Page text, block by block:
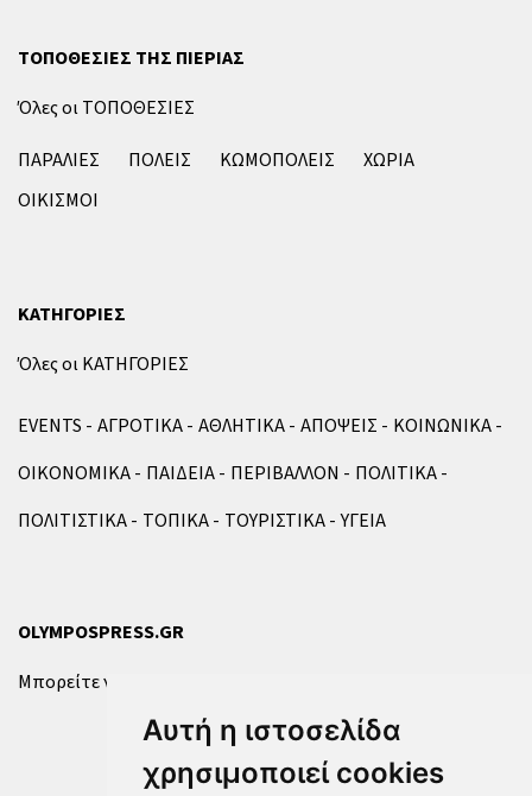
Αυτή η ιστοσελίδα
χρησιμοποιεί cookies
ΤΟΠΟΘΕΣΙΕΣ ΤΗΣ ΠΙΕΡΙΑΣ
Όλες οι ΤΟΠΟΘΕΣΙΕΣ
ΠΑΡΑΛΙΕΣ
ΠΟΛΕΙΣ ΚΩΜΟΠΟΛΕΙΣ
ΧΩΡΙΑ
ΟΙΚΙΣΜΟΙ
ΚΑΤΗΓΟΡΙΕΣ
Όλες οι ΚΑΤΗΓΟΡΙΕΣ
EVENTS ΑΓΡΟΤΙΚΑ ΑΘΛΗΤΙΚΑ ΑΠΟΨΕΙΣ
ΚΟΙΝΩΝΙΚΑ
ΟΙΚΟΝΟΜΙΚΑ
ΠΑΙΔΕΙΑ ΠΕΡΙΒΑΛΛΟΝ
ΠΟΛΙΤΙΚΑ
ΠΟΛΙΤΙΣΤΙΚΑ
ΤΟΠΙΚΑ ΤΟΥΡΙΣΤΙΚΑ ΥΓΕΙΑ
OLYMPOSPRESS.GR
Μπορείτε να επικοινωνήσετε μαζί μας μέσω της